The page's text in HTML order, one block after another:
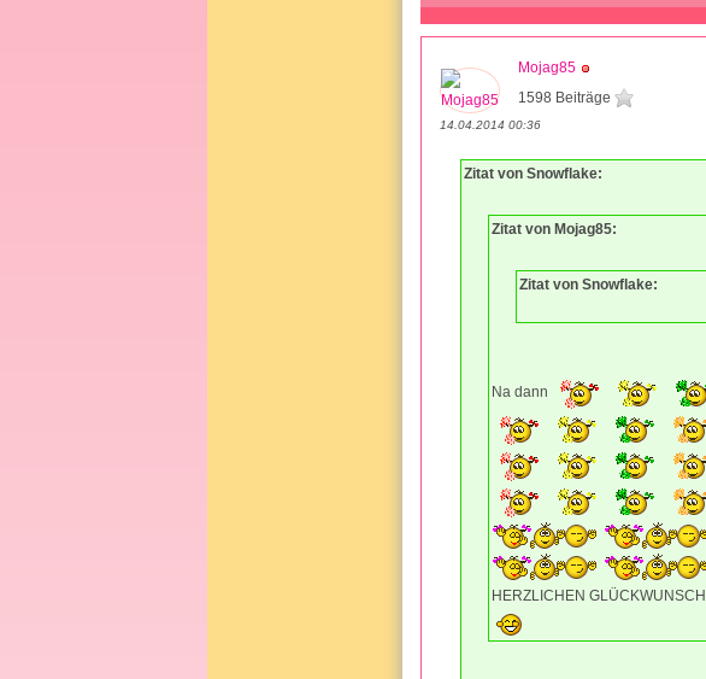
Mojag85
1598 Beiträge
14.04.2014 00:36
Zitat von Snowflake:
Zitat von Mojag85:
Zitat von Snowflake:
Na dann
HERZLICHEN GLÜCKWUNSCH